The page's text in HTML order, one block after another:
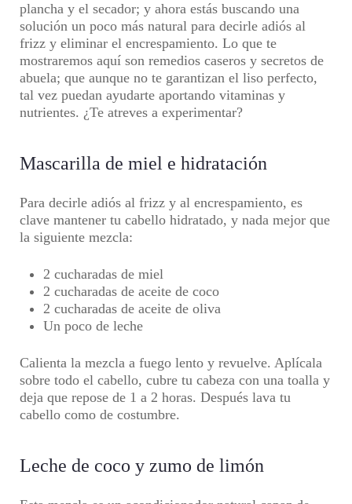
plancha y el secador; y ahora estás buscando una
solución un poco más natural para decirle adiós al
frizz y eliminar el encrespamiento. Lo que te
mostraremos aquí son remedios caseros y secretos de
abuela; que aunque no te garantizan el liso perfecto,
tal vez puedan ayudarte aportando vitaminas y
nutrientes. ¿Te atreves a experimentar?
Mascarilla de miel e hidratación
Para decirle adiós al frizz y al encrespamiento, es
clave mantener tu cabello hidratado, y nada mejor que
la siguiente mezcla:
2 cucharadas de miel
2 cucharadas de aceite de coco
2 cucharadas de aceite de oliva
Un poco de leche
Calienta la mezcla a fuego lento y revuelve. Aplícala
sobre todo el cabello, cubre tu cabeza con una toalla y
deja que repose de 1 a 2 horas. Después lava tu
cabello como de costumbre.
Leche de coco y zumo de limón